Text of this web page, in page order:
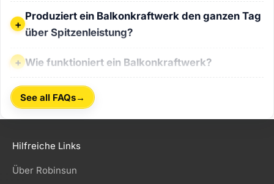
Produziert ein Balkonkraftwerk den ganzen Tag
über Spitzenleistung?
Wie funktioniert ein Balkonkraftwerk?
Wie funktioniert ein Balkonkraftwerk?
See all FAQs→
Hilfreiche Links
Über Robinsun